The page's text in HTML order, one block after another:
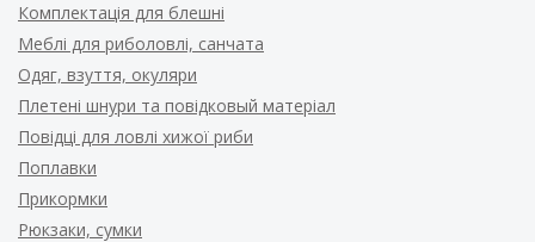
Комплектація для блешні
Меблі для риболовлі, санчата
Одяг, взуття, окуляри
Плетені шнури та повідковый матеріал
Повідці для ловлі хижої риби
Поплавки
Прикормки
Рюкзаки, сумки